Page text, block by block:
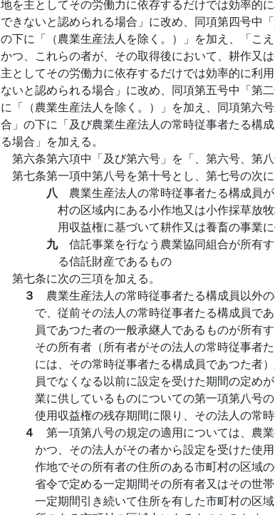
地を主としてその労働力に依存するだけでは効率的
できないと認められる場合」に改め、同項第四号中
の下に「（農業生産法人を除く。）」を加え、「こ
かつ、これらの者が、その取得後において、耕作又
主としてその労働力に依存するだけでは効率的に利
ないと認められる場合」に改め、同項第五号中「第
に「（農業生産法人を除く。）」を加え、同項第六
合」の下に「及び農業生産法人の常時従事者たる構
る場合」を加える。
第六条第六項中「及び第六号」を「、第六号、第
第七条第一項中第八号を第十号とし、第七号の次に
八 農業生産法人の常時従事者たる構成員
村の区域内にある小作地又は小作採草放
用収益権に基づいて耕作又は養畜の事業
九 信託事業を行なう農業協同組合が所有
る信託財産であるもの
第七条に次の三項を加える。
３ 農業生産法人の常時従事者たる構成員以外
で、従前その法人の常時従事者たる構成員で
員であつた者の一般承継人であるものが所有
その所有者（所有者がその法人の常時従事者
には、その常時従事者たる構成員であつた者
員でなくなる以前に設定を受けた期間の定め
業に供しているものについての第一項第八号
使用収益権の残存期間に限り、その法人の常
４ 第一項第八号の規定の適用については、農
かつ、その法人がその者から設定を受けた使
作地でその所有者の住所のある市町村の区域
省令で定める一定期間その所有者又はその世
一定期間引き続いて住所を有した市町村の区